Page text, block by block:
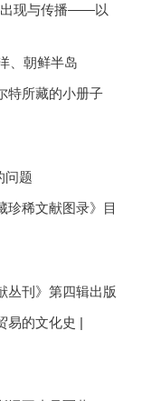
出现与传播——以
、朝鲜半岛
特所藏的小册子
问题
珍稀文献图录》目
丛刊》第四辑出版
易的文化史 |